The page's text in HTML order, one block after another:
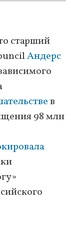
старший
Андерс
в
98 млн